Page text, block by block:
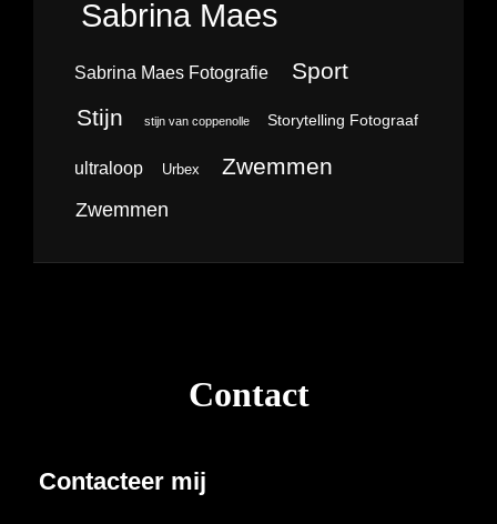
Sabrina Maes
Sabrina Maes Fotografie Sport
Stijn stijn van coppenolle Storytelling Fotograaf
ultraloop Urbex Zwemmen
Zwemmen
Contact
Contacteer mij